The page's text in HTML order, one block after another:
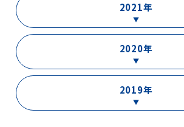
2021年
2020年
2019年